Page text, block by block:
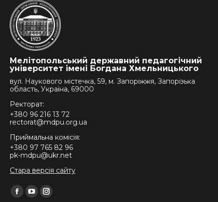
Мелітопольський державний педагогічний
університет імені Богдана Хмельницького
вул. Наукового містечка, 59, м. Запоріжжя, Запорізька
область, Україна, 69000
Ректорат:
+380 96 216 13 72
rectorat@mdpu.org.ua
Приймальна комісія:
+380 97 765 82 96
pk-mdpu@ukr.net
Стара версія сайту
Find us on:
Facebook
YouTubeInstagram